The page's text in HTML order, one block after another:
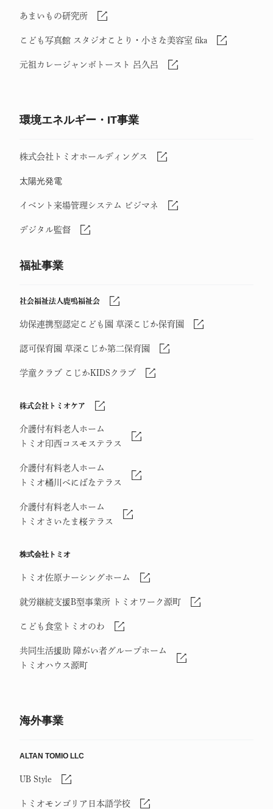
あまいもの研究所
こども写真館 スタジオことり・小さな美容室 fika
元祖カレージャンボトースト 呂久呂
環境エネルギー・IT事業
株式会社トミオホールディングス
太陽光発電
イベント来場管理システム ビジマネ
デジタル監督
福祉事業
社会福祉法人鹿鳴福祉会
幼保連携型認定こども園 草深こじか保育園
認可保育園 草深こじか第二保育園
学童クラブ こじかKIDSクラブ
株式会社トミオケア
介護付有料老人ホーム
トミオ印西コスモステラス
介護付有料老人ホーム
トミオ桶川べにばなテラス
介護付有料老人ホーム
トミオさいたま桜テラス
株式会社トミオ
トミオ佐原ナーシングホーム
就労継続支援B型事業所 トミオワーク源町
こども食堂トミオのわ
共同生活援助 障がい者グループホーム
トミオハウス源町
海外事業
ALTAN TOMIO LLC
UB Style
トミオモンゴリア日本語学校